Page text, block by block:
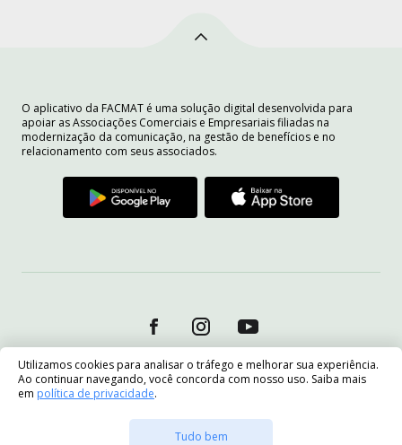
Quero me associar
Utilizamos cookies para analisar o tráfego e melhorar sua experiência.
Ao continuar navegando, você concorda com nosso uso. Saiba mais
em política de privacidade.
Tudo bem
O aplicativo da FACMAT é uma solução digital desenvolvida para
apoiar as Associações Comerciais e Empresariais filiadas na
modernização da comunicação, na gestão de benefícios e no
relacionamento com seus associados.